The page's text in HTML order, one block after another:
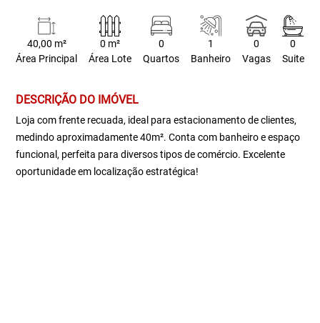
40,00 m²
Área Principal
0 m²
Área Lote
0
Quartos
1
Banheiro
0
Vagas
0
Suite
DESCRIÇÃO DO IMÓVEL
Loja com frente recuada, ideal para estacionamento de clientes,
medindo aproximadamente 40m². Conta com banheiro e espaço
funcional, perfeita para diversos tipos de comércio. Excelente
oportunidade em localização estratégica!